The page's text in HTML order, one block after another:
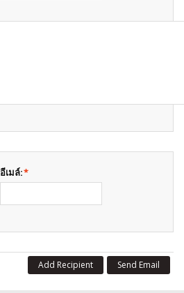
*
อีเมล์:
Send Email
Add Recipient